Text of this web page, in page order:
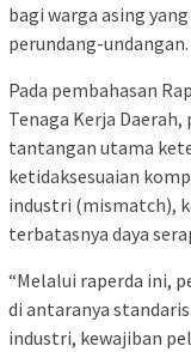
bagi warga asing
perundang-undangan.
Pada pembahasan
Tenaga Kerja
tantangan utama
ketidaksesuaian
industri (mismatch),
terbatasnya daya
“Melalui raperda ini,
di antaranya
industri, kewajiban